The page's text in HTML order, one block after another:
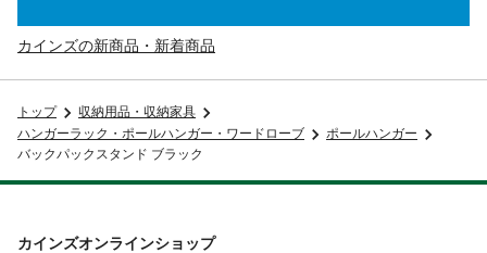
カインズの新商品・新着商品
トップ
収納用品・収納家具
ハンガーラック・ポールハンガー・ワードローブ
ポールハンガー
バックパックスタンド ブラック
カインズオンラインショップ